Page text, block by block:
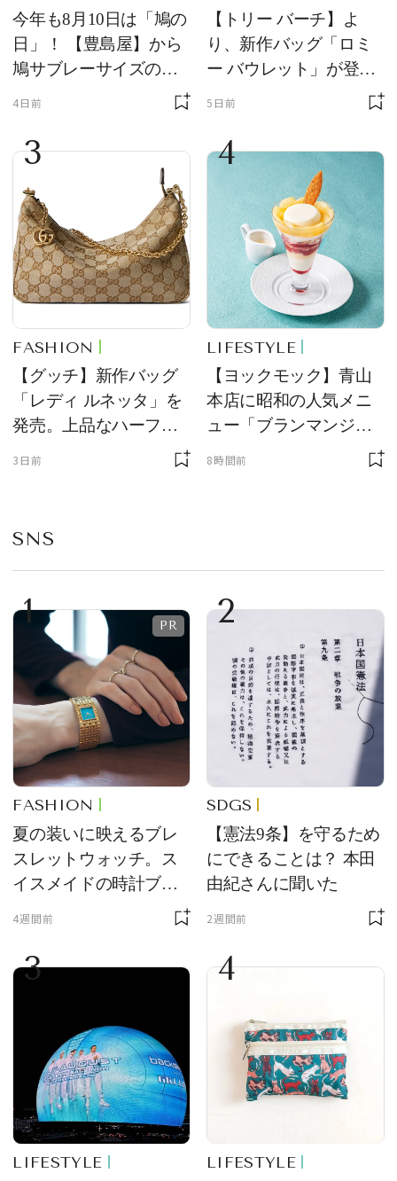
今年も8月10日は「鳩の
日」！ 【豊島屋】から
鳩サブレーサイズのポ
ーチ「はとっこ」を限
4日前
【トリー バーチ】よ
り、新作バッグ「ロミ
ー バウレット」が登
場！ デザイン性と収納
5日前
3
FASHION
【グッチ】新作バッグ
「レディ ルネッタ」を
発売。上品なハーフム
ーン型がスタイリング
3日前
4
LIFESTYLE
【ヨックモック】青山
本店に昭和の人気メニ
ュー「ブランマンジ
ェ」「ダックワーズ」
8時間前
SNS
1
FASHION
夏の装いに映えるブレ
スレットウォッチ。ス
イスメイドの時計ブラ
ンド【フレデリック・
をレビュー。【それい
け！ 良品ハンター】
4週間前
2
SDGS
【憲法9条】を守るため
にできることは？ 本田
由紀さんに聞いた
2週間前
3
LIFESTYLE
4
LIFESTYLE